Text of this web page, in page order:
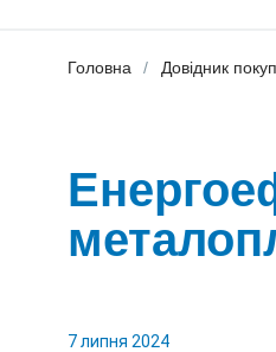
Головна Довідник
7 липня 2024